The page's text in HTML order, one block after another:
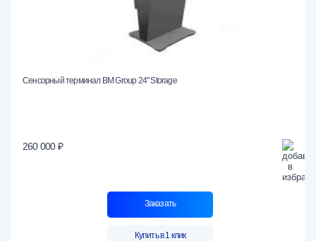
Сенсорный терминал BM Group 24" Storage
260 000 ₽
Заказать
Купить в 1 клик